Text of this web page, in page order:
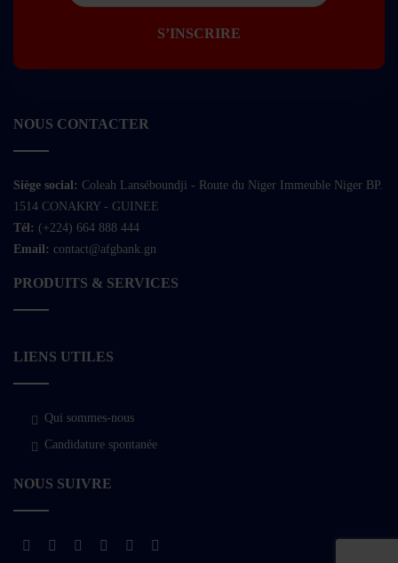
NOUS CONTACTER
Siège social: Coleah Lanséboundji - Route du Niger Immeuble Niger BP.
1514 CONAKRY - GUINEE
Tél: (+224) 664 888 444
Email: contact@afgbank.gn
PRODUITS & SERVICES
LIENS UTILES
Qui sommes-nous
Candidature spontanée
NOUS SUIVRE